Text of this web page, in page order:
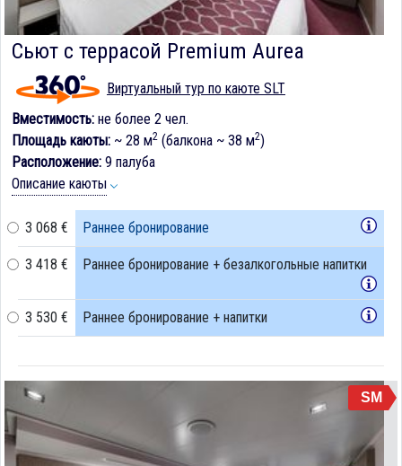
Сьют с террасой Premium Aurea
Виртуальный тур по каюте SLT
Вместимость: не более 2 чел.
Площадь каюты: ~ 28 м2 (балкона ~ 38 м2)
Расположение: 9 палуба
Описание каюты
3 068 € Раннее бронирование
3 418 € Раннее бронирование + безалкогольные напитки
3 530 € Раннее бронирование + напитки
SM